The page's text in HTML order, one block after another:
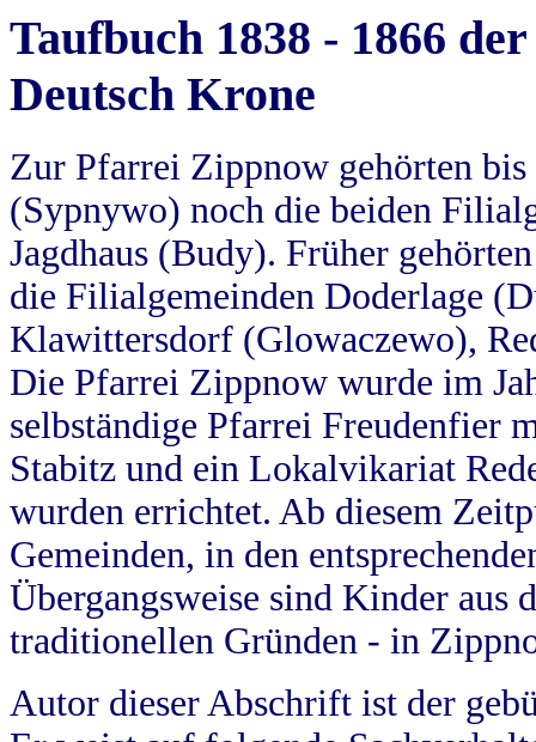
Taufbuch 1838 - 1866
Deutsch Krone
Zur Pfarrei Zippnow gehörten
(Sypnywo) noch die beiden
Jagdhaus (Budy). Früher
die Filialgemeinden Doderlage
Klawittersdorf (Glowaczewo),
Die Pfarrei Zippnow wurde im
selbständige Pfarrei Freudenfier
Stabitz und ein Lokalvikariat
wurden errichtet. Ab diesem
Gemeinden, in den
Übergangsweise sind Kinder aus
traditionellen Gründen - in
Autor dieser Abschrift ist der